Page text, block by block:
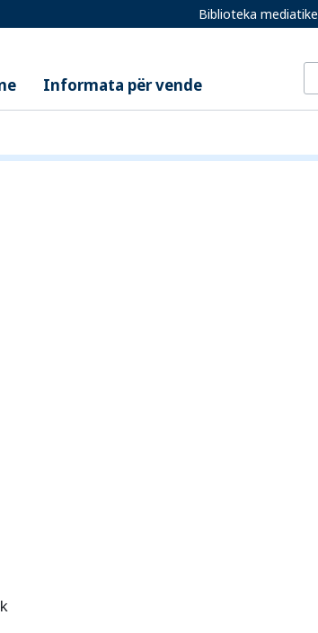
Biblioteka mediatike
Informata për vende